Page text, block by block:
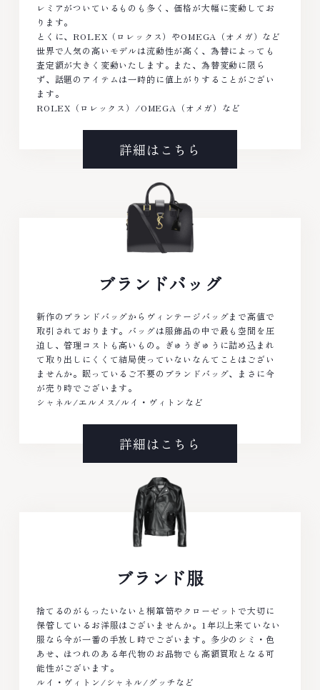
レミアがついているものも多く、価格が大幅に変動してお
ります。
とくに、ROLEX（ロレックス）やOMEGA（オメガ）など
世界で人気の高いモデルは流動性が高く、為替によっても
査定額が大きく変動いたします。また、為替変動に限ら
ず、話題のアイテムは一時的に値上がりすることがござい
ます。
ROLEX（ロレックス）/OMEGA（オメガ）など
詳細はこちら
ブランドバッグ
新作のブランドバッグからヴィンテージバッグまで高値で
取引されております。バッグは服飾品の中で最も空間を圧
迫し、管理コストも高いもの。ぎゅうぎゅうに詰め込まれ
て取り出しにくくて結局使っていないなんてことはござい
ませんか。眠っているご不要のブランドバッグ、まさに今
が売り時でございます。
シャネル/エルメス/ルイ・ヴィトンなど
詳細はこちら
ブランド服
捨てるのがもったいないと桐箪笥やクローゼットで大切に
保管しているお洋服はございませんか。1年以上来ていない
服なら今が一番の手放し時でございます。多少のシミ・色
あせ、ほつれのある年代物のお品物でも高額買取となる可
能性がございます。
ルイ・ヴィトン/シャネル/グッチなど